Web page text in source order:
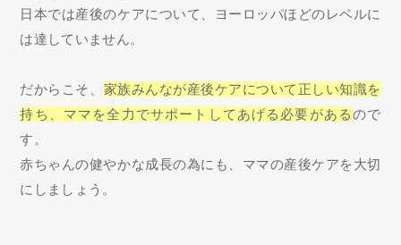
日本では産後のケアについて、ヨーロッパほどのレベルに
は達していません。
だからこそ、 家族みんなが産後ケアについて正しい知識を
持ち、ママを全力でサポートしてあげる必要があるので
す。
赤ちゃんの健やかな成長の為にも、ママの産後ケアを大切
にしましょう。